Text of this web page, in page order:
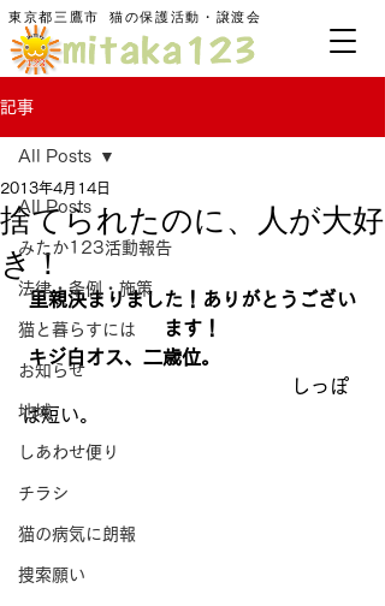
東京都三鷹市 ​猫の保護活動・譲渡会
記事
All Posts
みたか123活動報告
法律・条例・施策
猫と暮らすには
お知らせ
地域
しあわせ便り
チラシ
猫の病気に朗報
捜索願い
All Posts
捨てられたのに、人が大好
き！
2013年4月14日
里親決まりました！ありがとうござい
ます！
キジ白オス、二歳位。
しっぽ
は短い。